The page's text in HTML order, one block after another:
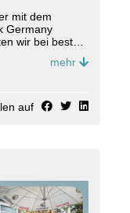
mit dem
Germany
wir bei bestem
etwas dabei.
haben
nur ein Ausflug.
und gehören
dazu.
mehr
auf